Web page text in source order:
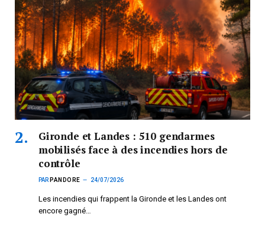
Gironde et Landes : 510 gendarmes
mobilisés face à des incendies hors de
contrôle
PAR PANDORE 24/07/2026
Les incendies qui frappent la Gironde et les Landes ont
encore gagné…